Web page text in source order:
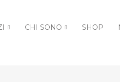
CHI SONO SHOP